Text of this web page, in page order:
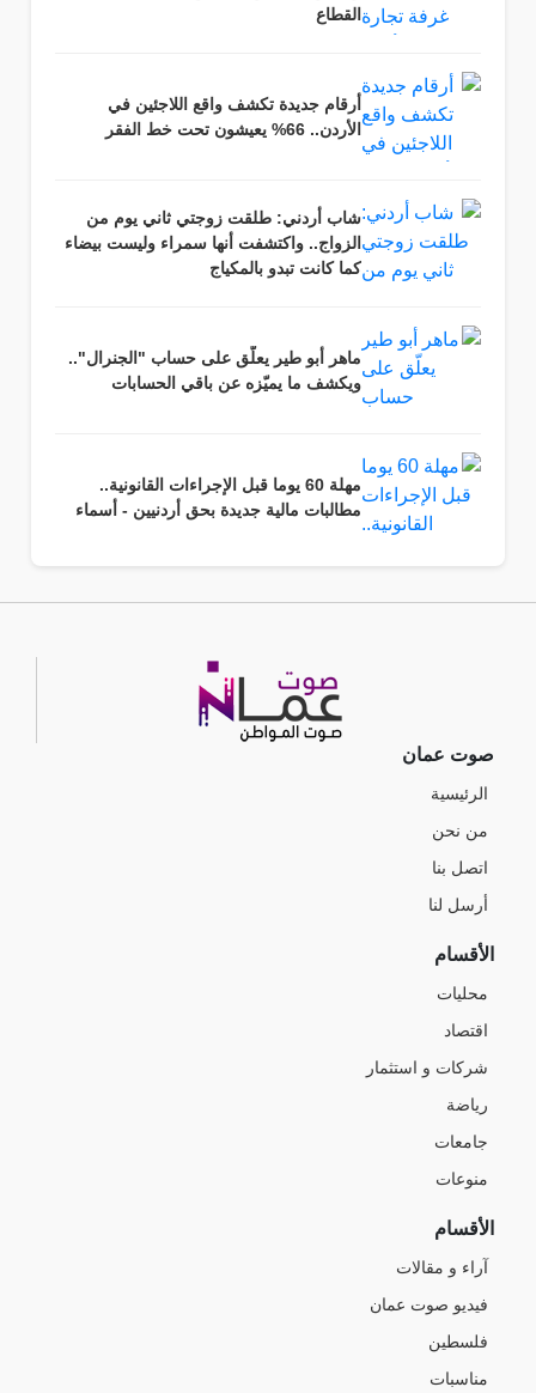
القطاع
أرقام جديدة تكشف واقع اللاجئين في
الأردن.. 66% يعيشون تحت خط الفقر
شاب أردني: طلقت زوجتي ثاني يوم من
الزواج.. واكتشفت أنها سمراء وليست بيضاء
كما كانت تبدو بالمكياج
ماهر أبو طير يعلّق على حساب "الجنرال"..
ويكشف ما يميّزه عن باقي الحسابات
مهلة 60 يوما قبل الإجراءات القانونية..
مطالبات مالية جديدة بحق أردنيين - أسماء
صوت عمان
الرئيسية
من نحن
اتصل بنا
أرسل لنا
الأقسام
محليات
اقتصاد
شركات و استثمار
رياضة
جامعات
منوعات
الأقسام
آراء و مقالات
فيديو صوت عمان
فلسطين
مناسبات